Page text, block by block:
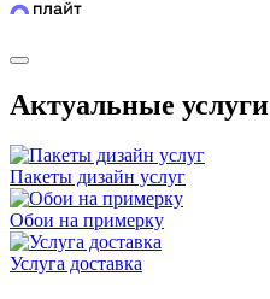
Актуальные услуги
Пакеты дизайн услуг
Обои на примерку
Услуга доставка